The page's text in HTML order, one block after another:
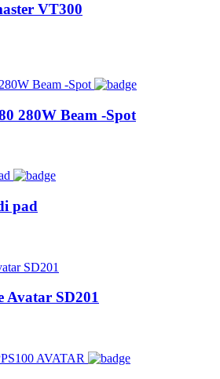
VT300
280W Beam -Spot
pad
Avatar SD201